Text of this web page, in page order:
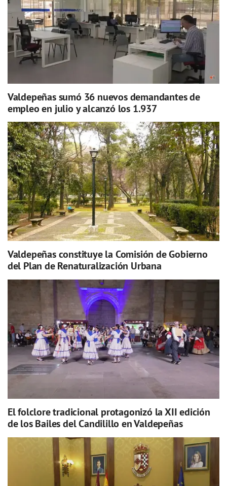
Valdepeñas sumó 36 nuevos demandantes de
empleo en julio y alcanzó los 1.937
Valdepeñas constituye la Comisión de Gobierno
del Plan de Renaturalización Urbana
El folclore tradicional protagonizó la XII edición
de los Bailes del Candilillo en Valdepeñas